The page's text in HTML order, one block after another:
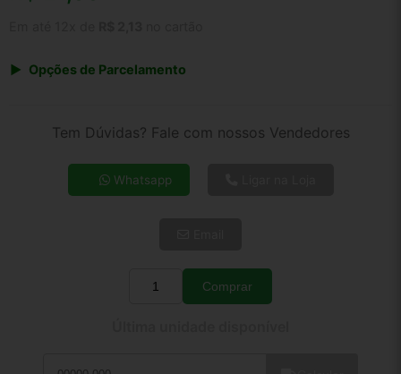
Opções de Parcelamento
4x de R$ 5,82
5x de R$ 4,72
Tem Dúvidas? Fale com nossos Vendedores
Whatsapp
Quantidade
Comprar